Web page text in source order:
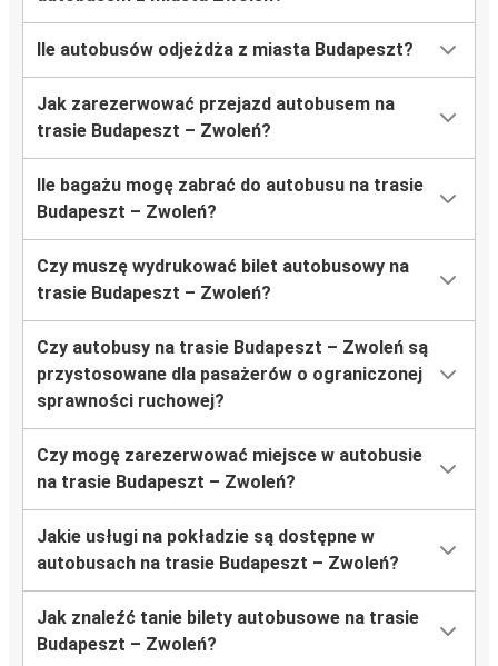
Ile autobusów odjeżdża z miasta Budapeszt?
Jak zarezerwować przejazd autobusem na
trasie Budapeszt – Zwoleń?
Ile bagażu mogę zabrać do autobusu na trasie
Budapeszt – Zwoleń?
Czy muszę wydrukować bilet autobusowy na
trasie Budapeszt – Zwoleń?
Czy autobusy na trasie Budapeszt – Zwoleń są
przystosowane dla pasażerów o ograniczonej
sprawności ruchowej?
Czy mogę zarezerwować miejsce w autobusie
na trasie Budapeszt – Zwoleń?
Jakie usługi na pokładzie są dostępne w
autobusach na trasie Budapeszt – Zwoleń?
Jak znaleźć tanie bilety autobusowe na trasie
Budapeszt – Zwoleń?